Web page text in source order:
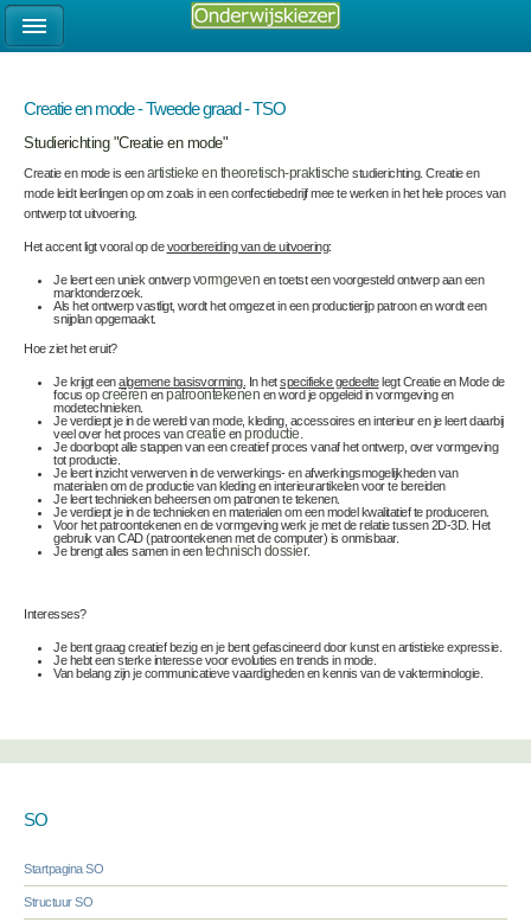
Creatie en mode - Tweede graad - TSO
Studierichting "Creatie en mode"
Creatie en mode is eenartistieke en theoretisch-praktische studierichting. Creatie en
mode leidt leerlingen op om zoals in een confectiebedrijf mee te werken in het hele proces van
ontwerp tot uitvoering.
Het accent ligt vooral op devoorbereiding van de uitvoering:
Je leert een uniek ontwerpvormgeven en toetst een voorgesteld ontwerp aan een
marktonderzoek.
Als het ontwerp vastligt, wordt het omgezet in een productierijp patroon en wordt een
snijplan opgemaakt.
Hoe ziet het eruit?
Je krijgt eenalgemene basisvorming. In hetspecifieke gedeeltelegt Creatie en Mode de
focus opcreëren enpatroontekenen en word je opgeleid in vormgeving en
modetechnieken.
Je verdiept je in de wereld van mode, kleding, accessoires en interieur en je leert daarbij
veel over het proces vancreatie enproductie.
Je doorloopt alle stappen van een creatief proces vanaf het ontwerp, over vormgeving
tot productie.
Je leert inzicht verwerven in de verwerkings- en afwerkingsmogelijkheden van
materialen om de productie van kleding en interieurartikelen voor te bereiden
Je leert technieken beheersen om patronen te tekenen.
Je verdiept je in de technieken en materialen om een model kwalitatief te produceren.
Voor het patroontekenen en de vormgeving werk je met de relatie tussen 2D-3D. Het
gebruik van CAD (patroontekenen met de computer) is onmisbaar.
Je brengt alles samen in eentechnisch dossier.
Interesses?
Je bent graag creatief bezig en je bent gefascineerd door kunst en artistieke expressie.
Je hebt een sterke interesse voor evoluties en trends in mode.
Van belang zijn je communicatieve vaardigheden en kennis van de vakterminologie.
SO
Startpagina SO
Structuur SO